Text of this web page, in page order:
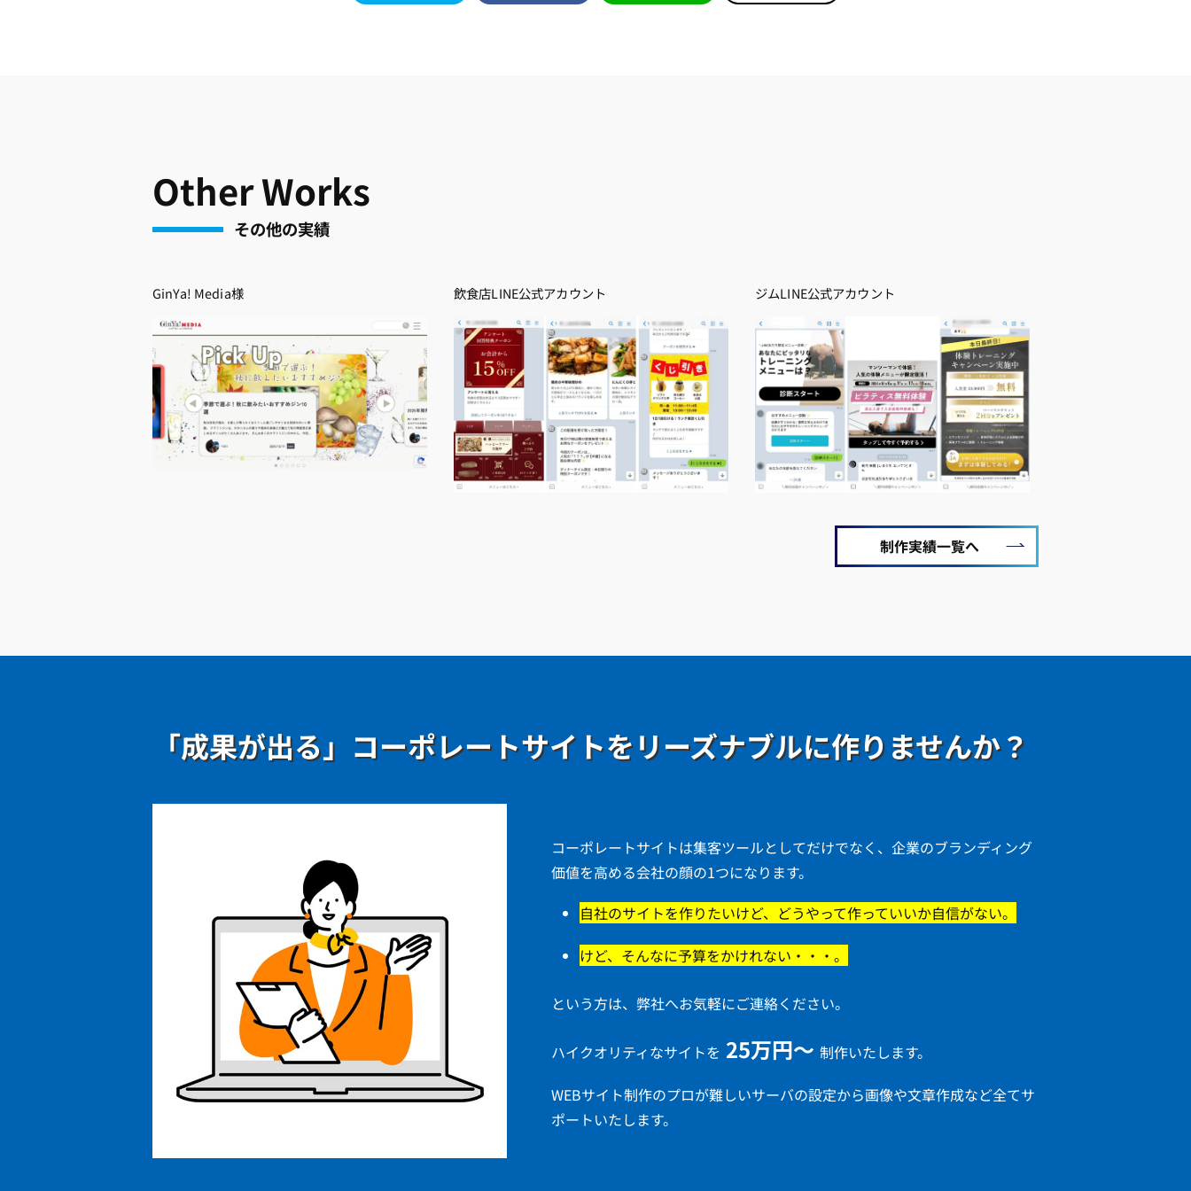
Other Works
その他の実績
GinYa! Media様 飲食店LINE公式アカウント ジムLINE公式アカウント
制作実績一覧へ
「成果が出る」コーポレートサイトをリーズナブルに作りませんか？
コーポレートサイトは集客ツールとしてだけでなく、企業のブランディング
価値を高める会社の顔の1つになります。
自社のサイトを作りたいけど、どうやって作っていいか自信がない。
けど、そんなに予算をかけれない・・・。
という方は、弊社へお気軽にご連絡ください。
ハイクオリティなサイトを 25万円～ 制作いたします。
WEBサイト制作のプロが難しいサーバの設定から画像や文章作成など全てサ
ポートいたします。